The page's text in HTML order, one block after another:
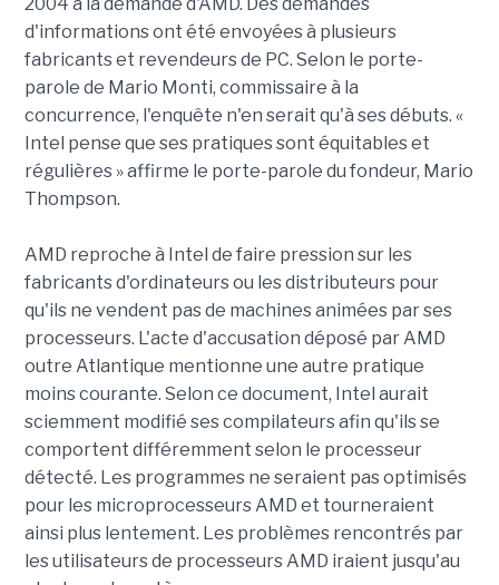
d'informations ont été envoyées à plusieurs
fabricants et revendeurs de PC. Selon le porte-
parole de Mario Monti, commissaire à la
concurrence, l'enquête n'en serait qu'à ses débuts. «
Intel pense que ses pratiques sont équitables et
régulières » affirme le porte-parole du fondeur, Mario
Thompson.
AMD reproche à Intel de faire pression sur les
fabricants d'ordinateurs ou les distributeurs pour
qu'ils ne vendent pas de machines animées par ses
processeurs. L'acte d'accusation déposé par AMD
outre Atlantique mentionne une autre pratique
moins courante. Selon ce document, Intel aurait
sciemment modifié ses compilateurs afin qu'ils se
comportent différemment selon le processeur
détecté. Les programmes ne seraient pas optimisés
pour les microprocesseurs AMD et tourneraient
ainsi plus lentement. Les problèmes rencontrés par
les utilisateurs de processeurs AMD iraient jusqu'au